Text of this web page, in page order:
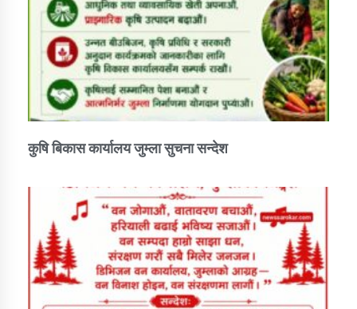
कर्णाली प्राविधि शिक्षालय जुम्लाको सुचना
तातोपानी गाउँपालिकाको न्यायिक समिति सम्बन्धी सन्देश
तातोपानी गाउँपालिका जुम्लाको महिला तथा लैङ्गिक हिंसा
सम्बन्धी सूचना सन्देश
तातोपानी गाउँपालिका जुम्लाको महिनावारी सम्बन्धिकाे
सन्देश
तातोपानी गाउँपालिका जुम्लाको बालविवाह सन्देश
कुषि बिकास कार्यालय जुम्ला सुचना सन्देश